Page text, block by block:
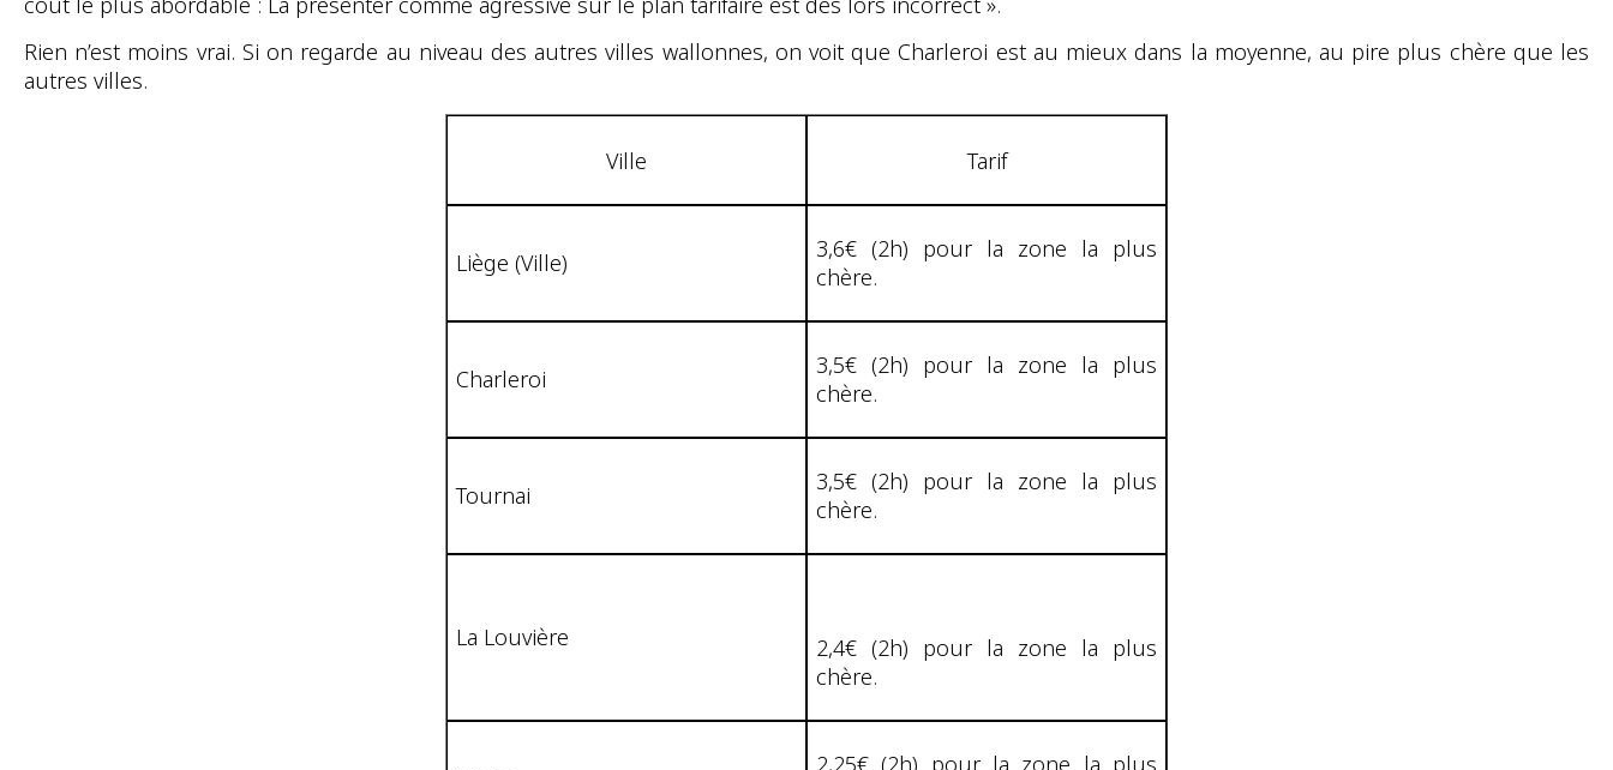
Rien n’est moins vrai. Si on regarde au niveau des autres villes wallonnes, on voit que Charleroi est au mieux dans la moyenne, au pire plus chère que les
autres villes.
Ville Tarif
Liège (Ville)
3,6€ (2h) pour la zone la plus
chère.
Charleroi
3,5€ (2h) pour la zone la plus
chère.
Tournai
3,5€ (2h) pour la zone la plus
chère.
La Louvière
2,4€ (2h) pour la zone la plus
chère.
2,25€ (2h) pour la zone la plus